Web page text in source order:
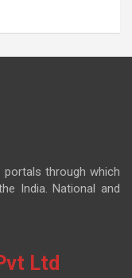
through which
India. National and
Ltd